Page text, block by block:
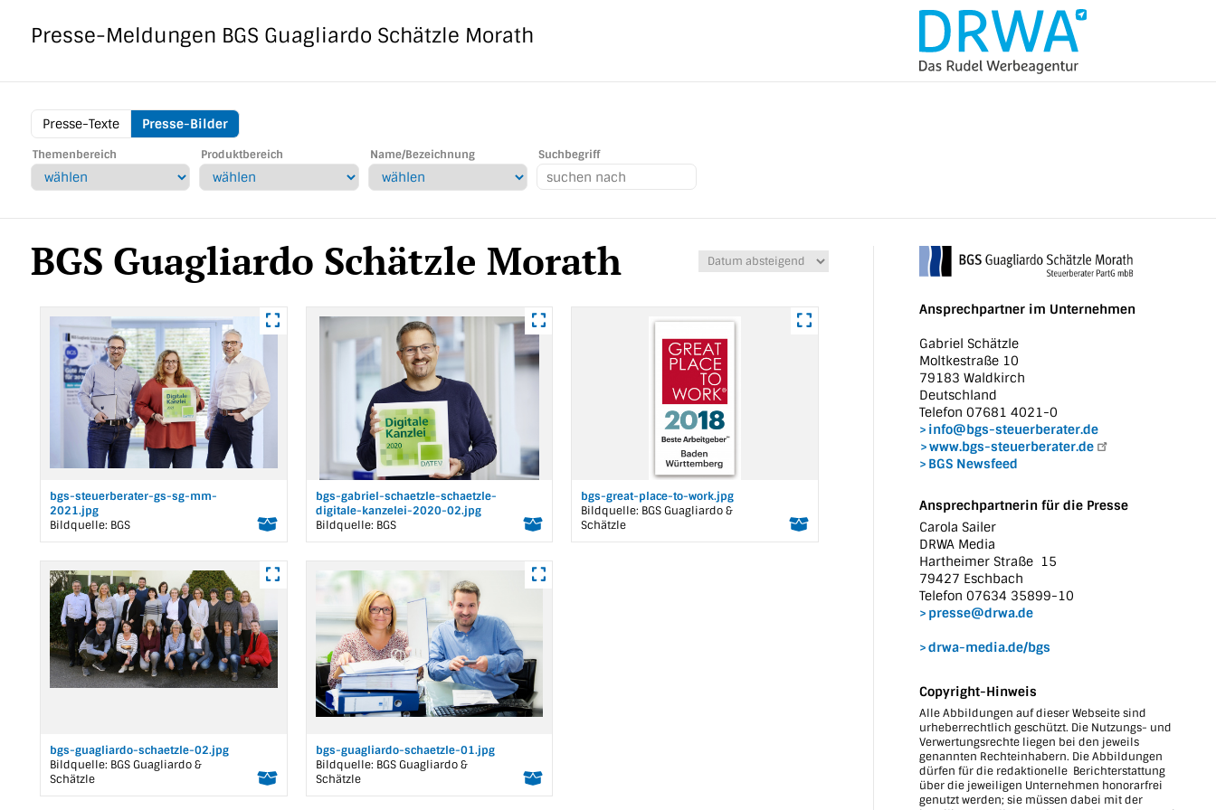
InhaltPresse-Meldungen BGS Guagliardo Schätzle Morath
BGS
Menu
Presse-Texte Presse-Bilder
Themenbereich Produktbereich Name/Bezeichnung Suchbegriff
BGS Guagliardo Schätzle Morath
bgs-steuerberater-gs-sg-mm-
2021.jpg
Bildquelle: BGS
bgs-gabriel-schaetzle-schaetzle-
digitale-kanzelei-2020-02.jpg
Bildquelle: BGS
bgs-great-place-to-work.jpg
Bildquelle: BGS Guagliardo &
Schätzle
bgs-guagliardo-schaetzle-02.jpg
Bildquelle: BGS Guagliardo &
Schätzle
bgs-guagliardo-schaetzle-01.jpg
Bildquelle: BGS Guagliardo &
Schätzle
Ansprechpartner im Unternehmen
Gabriel Schätzle
Moltkestraße 10
79183 Waldkirch
Deutschland
Telefon 07681 4021-0
info@bgs-steuerberater.de
www.bgs-steuerberater.de
BGS Newsfeed
Ansprechpartnerin für die Presse
Carola Sailer
DRWA Media
Hartheimer Straße 15
79427 Eschbach
Telefon 07634 35899-10
presse@drwa.de
drwa-media.de/bgs
Copyright-Hinweis
Alle Abbildungen auf dieser Webseite sind
urheberrechtlich geschützt. Die Nutzungs- und
Verwertungsrechte liegen bei den jeweils
genannten Rechteinhabern. Die Abbildungen
dürfen für die redaktionelle Berichterstattung
über die jeweiligen Unternehmen honorarfrei
genutzt werden; sie müssen dabei mit der